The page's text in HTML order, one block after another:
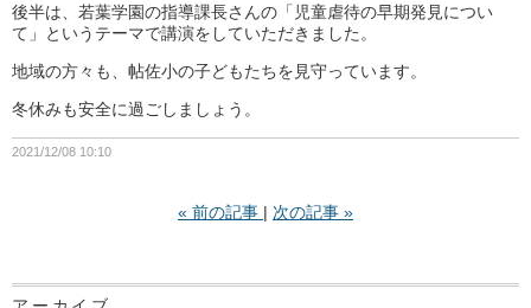
後半は、若葉学園の指導課長さんの「児童虐待の早期発見につい
て」というテーマで講演をしていただきました。
地域の方々も、帖佐小の子どもたちを見守っています。
冬休みも安全に過ごしましょう。
2021/12/08 10:10
« 前の記事 次の記事 »